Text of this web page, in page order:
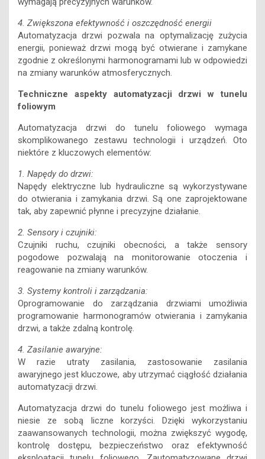
4. Zwiększona efektywność i oszczędność energii
Automatyzacja drzwi pozwala na optymalizację zużycia
energii, ponieważ drzwi mogą być otwierane i zamykane
zgodnie z określonymi harmonogramami lub w odpowiedzi
na zmiany warunków atmosferycznych.
Techniczne aspekty automatyzacji drzwi w tunelu
foliowym
Automatyzacja drzwi do tunelu foliowego wymaga
skomplikowanego zestawu technologii i urządzeń. Oto
niektóre z kluczowych elementów:
1. Napędy do drzwi:
Napędy elektryczne lub hydrauliczne są wykorzystywane
do otwierania i zamykania drzwi. Są one zaprojektowane
tak, aby zapewnić płynne i precyzyjne działanie.
2. Sensory i czujniki:
Czujniki ruchu, czujniki obecności, a także sensory
pogodowe pozwalają na monitorowanie otoczenia i
reagowanie na zmiany warunków.
3. Systemy kontroli i zarządzania:
Oprogramowanie do zarządzania drzwiami umożliwia
programowanie harmonogramów otwierania i zamykania
drzwi, a także zdalną kontrolę.
4. Zasilanie awaryjne:
W razie utraty zasilania, zastosowanie zasilania
awaryjnego jest kluczowe, aby utrzymać ciągłość działania
automatyzacji drzwi.
Automatyzacja drzwi do tunelu foliowego jest możliwa i
niesie ze sobą liczne korzyści. Dzięki wykorzystaniu
zaawansowanych technologii, można zwiększyć wygodę,
kontrolę dostępu, bezpieczeństwo oraz efektywność